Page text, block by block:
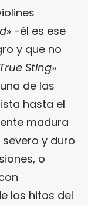
» -él es ese
y que no
True Sting»
de las
hasta el
madura
severo y duro
o
los hitos del